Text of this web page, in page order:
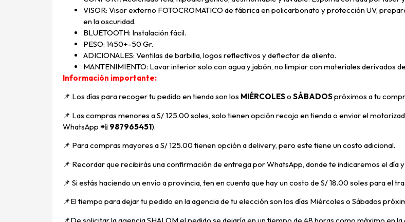
VISOR: Visor externo FOTOCROMATICO de fábrica en policarbonato y protección UV,
en la oscuridad.
BLUETOOTH: Instalación fácil.
PESO: 1450+-50 Gr.
ADICIONALES: Ventilas de barbilla, logos reflectivos y deflector de aliento.
MANTENIMIENTO: Lavar interior solo con agua y jabón, no limpiar con materiales derivados
Información importante:
📌 Los días para recoger tu pedido en tienda son los MIÉRCOLESo SÁBADOSpróximos a tu
📌 Las compras menores a S/ 125.00 soles, solo tienen opción recojo en tienda o enviar el
WhatsApp 📲 987965451).
📌 Para compras mayores a S/ 125.00 tienen opción a delivery, pero este tiene un costo adicional.
📌 Recordar que recibirás una confirmación de entrega por WhatsApp, donde te indicaremos el día
📌 Si estás haciendo un envío a provincia, ten en cuenta que hay un costo de S/ 18.00 soles para el
📌El tiempo para dejar tu pedido en la agencia de tu elección son los días Miércoles o Sábados